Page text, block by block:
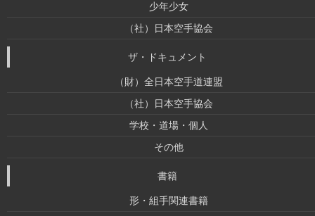
少年少女
（社）日本空手協会
ザ・ドキュメント
（財）全日本空手道連盟
（社）日本空手協会
学校・道場・個人
その他
書籍
形・組手関連書籍